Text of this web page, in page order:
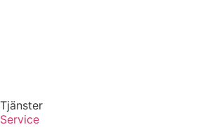
Tjänster
Service